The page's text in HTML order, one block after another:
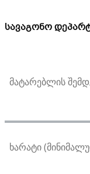
სავაგონო
მატარებლის
ხარატი